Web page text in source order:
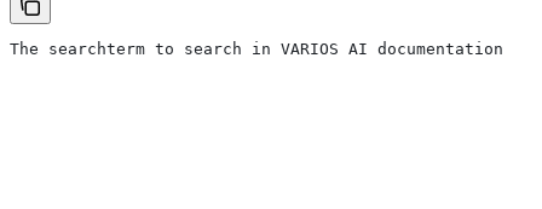
The searchterm to search in VARIOS AI documentation